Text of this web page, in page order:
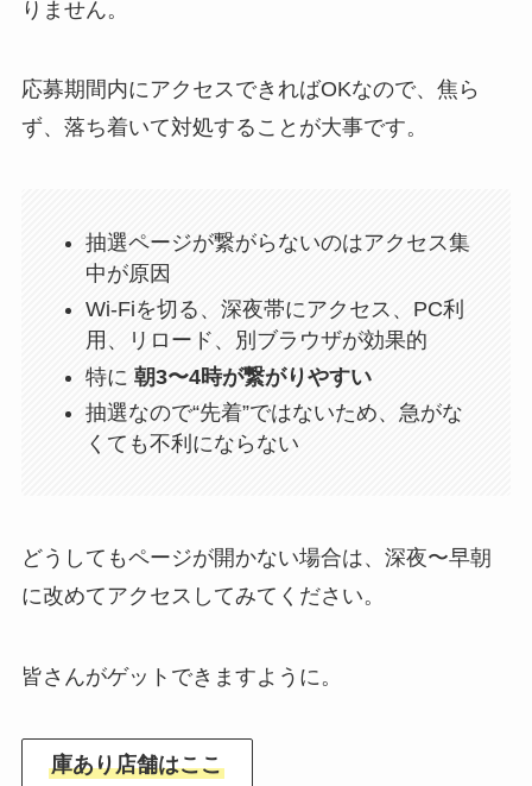
りません。
応募期間内にアクセスできればOKなので、焦ら
ず、落ち着いて対処することが大事です。
抽選ページが繋がらないのはアクセス集
中が原因
Wi-Fiを切る、深夜帯にアクセス、PC利
用、リロード、別ブラウザが効果的
特に 朝3〜4時が繋がりやすい
抽選なので“先着”ではないため、急がな
くても不利にならない
どうしてもページが開かない場合は、深夜〜早朝
に改めてアクセスしてみてください。
皆さんがゲットできますように。
庫あり店舗はここ